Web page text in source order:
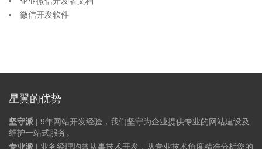
微信开发软件
星翼的优势
坚守派 | 9年网站开发经验，我们坚守为企业提供专业的网站建设及
维护一站式服务。
专业派 | 业务经理均曾从事技术开发，从专业技术角度精准分析您的